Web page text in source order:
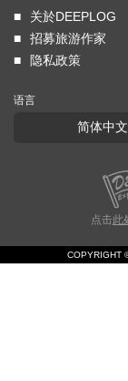
关於DEEPLOG
招募旅游作家
隐私政策
语言
简体中文
点击此
COPYRIGHT